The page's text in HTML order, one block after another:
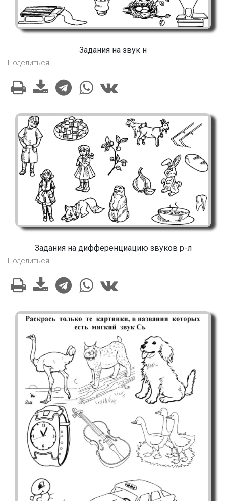
Задания на звук н
Поделиться:
Задания на дифференциацию звуков р-л
Поделиться: